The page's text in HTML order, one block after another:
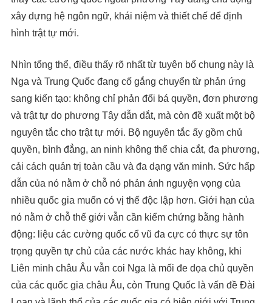
xây dựng hệ ngôn ngữ, khái niệm và thiết chế để định
hình trật tự mới.
Nhìn tổng thể, điều thấy rõ nhất từ tuyên bố chung này là
Nga và Trung Quốc đang cố gắng chuyển từ phản ứng
sang kiến tạo: không chỉ phản đối bá quyền, đơn phương
và trật tự do phương Tây dẫn dắt, mà còn đề xuất một bộ
nguyên tắc cho trật tự mới. Bộ nguyên tắc ấy gồm chủ
quyền, bình đẳng, an ninh không thể chia cắt, đa phương,
cải cách quản trị toàn cầu và đa dạng văn minh. Sức hấp
dẫn của nó nằm ở chỗ nó phản ánh nguyện vọng của
nhiều quốc gia muốn có vị thế độc lập hơn. Giới hạn của
nó nằm ở chỗ thế giới vẫn cần kiểm chứng bằng hành
động: liệu các cường quốc cổ vũ đa cực có thực sự tôn
trọng quyền tự chủ của các nước khác hay không, khi
Liên minh châu Âu vẫn coi Nga là mối đe dọa chủ quyền
của các quốc gia châu Âu, còn Trung Quốc là vấn đề Đài